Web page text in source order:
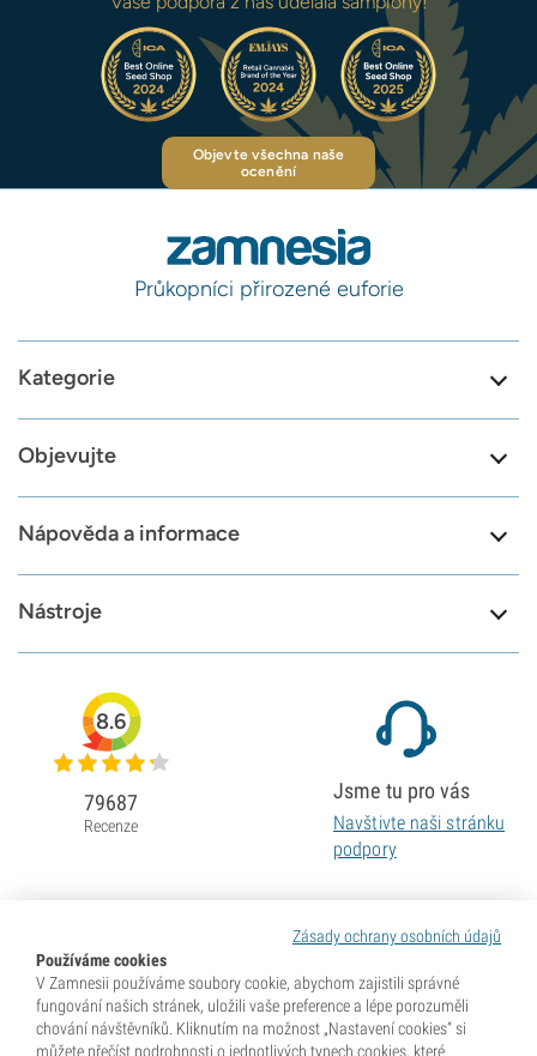
Objevte všechna naše
ocenění
Průkopníci přirozené euforie
Kategorie
Objevujte
Nápověda a informace
Nástroje
Zásady ochrany osobních údajů
Používáme cookies
V Zamnesii používáme soubory cookie, abychom zajistili správné
fungování našich stránek, uložili vaše preference a lépe porozuměli
chování návštěvníků. Kliknutím na možnost „Nastavení cookies“ si
můžete přečíst podrobnosti o jednotlivých typech cookies, které
8.6
79687
Recenze
Jsme tu pro vás
Navštivte naši stránku
podpory